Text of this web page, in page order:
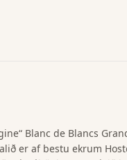
Blanc de Blancs
er af bestu ekrum